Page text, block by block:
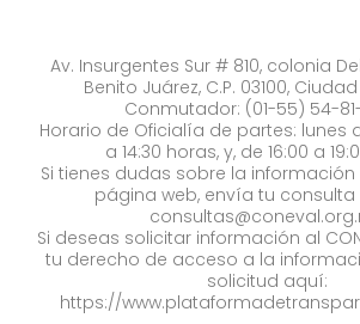
Av. Insurgentes Sur # 810, colonia
Benito Juárez, C.P. 03100,
Conmutador: (01-55) 54-
Horario de Oficialía de partes: lunes
a 14:30 horas, y, de 16:00 a
Si tienes dudas sobre la
página web, envía tu consulta
Si deseas solicitar información al
tu derecho de acceso a la
solicitud aquí:
https://